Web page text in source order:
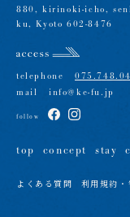
880, kirinoki-icho,
ku, Kyoto 602-8476
telephone
mail info@ke-fu.jp
follow
top concept stay
よくある質問 利用規約・